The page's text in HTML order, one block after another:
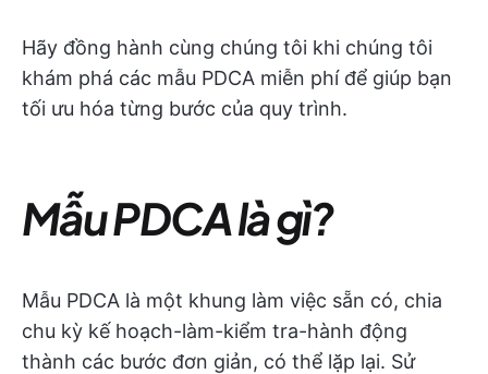
Hãy đồng hành cùng chúng tôi khi chúng tôi
khám phá các mẫu PDCA miễn phí để giúp bạn
tối ưu hóa từng bước của quy trình.
Mẫu PDCA là gì?
Mẫu PDCA là một khung làm việc sẵn có, chia
chu kỳ kế hoạch-làm-kiểm tra-hành động
thành các bước đơn giản, có thể lặp lại. Sử